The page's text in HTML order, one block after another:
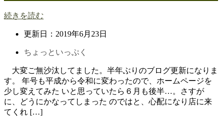
続きを読む
更新日： 2019年6月23日
ちょっといっぷく
大変ご無沙汰してました。半年ぶりのブログ更新になりま
す。 年号も平成から令和に変わったので、ホームページを
少し変えてみた いと思っていたら６月も後半…。さすが
に、どうにかなってしまった のではと、心配になり店に来
てくれ […]